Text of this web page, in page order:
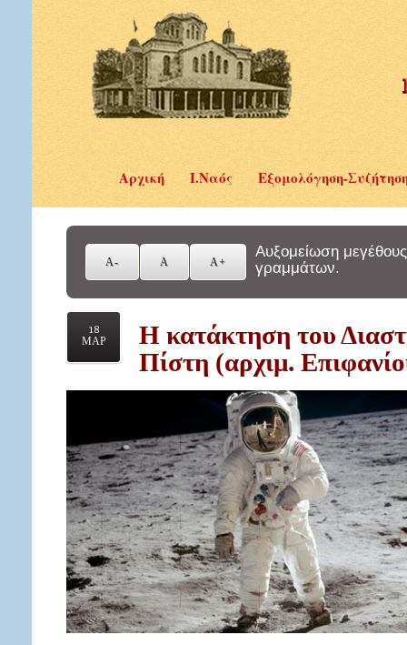
Αρχική Ι.Ναός Εξομολόγηση-
Αυξομείωση μεγέθους
γραμμάτων.
18
ΜΑΡ
Η κατάκτηση του
Πίστη (αρχιμ.